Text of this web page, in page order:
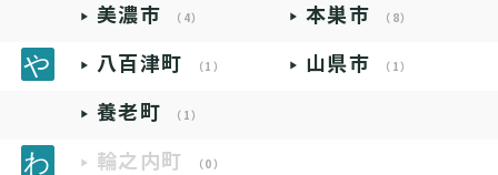
美濃市 （4） 本巣市 （8）
八百津町 （1） 山県市 （1）
養老町 （1）
輪之内町 （0）